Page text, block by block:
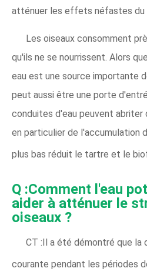
atténuer les effets néfastes du
Les oiseaux consomment
qu'ils ne se nourrissent. Alors
eau est une source importante
peut aussi être une porte
conduites d'eau peuvent abriter
en particulier de l'accumulation
plus bas réduit le tartre et le
Q :Comment l'eau
aider à atténuer le
oiseaux ?
CT :Il a été démontré que la
courante pendant les périodes